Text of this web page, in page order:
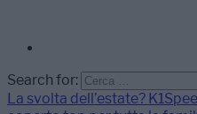
Search for:
La svolta dell’estate?